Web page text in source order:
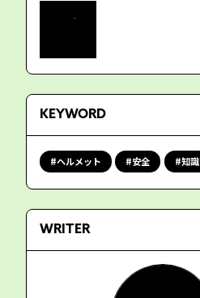
KEYWORD
ヘルメット 安全 知識
WRITER